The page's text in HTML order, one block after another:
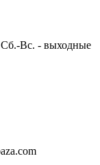
Сб.-Вс. - выходные